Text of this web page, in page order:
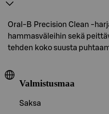
Oral-B Precision Clean -
hammasväleihin sekä
tehden koko suusta
Valmistusmaa
Saksa